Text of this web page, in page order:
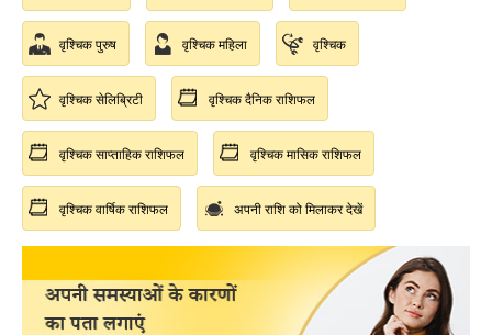
वृश्चिक पुरुष वृश्चिक महिला वृश्चिक
वृश्चिक सेलिब्रिटी वृश्चिक दैनिक राशिफल
वृश्चिक साप्ताहिक राशिफल वृश्चिक मासिक राशिफल
वृश्चिक वार्षिक राशिफल अपनी राशि को मिलाकर देखें